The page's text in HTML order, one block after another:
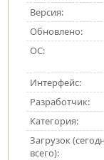
Версия:
Обновлено:
ОС:
Интерфейс:
Разработчик:
Категория:
Загрузок
всего):